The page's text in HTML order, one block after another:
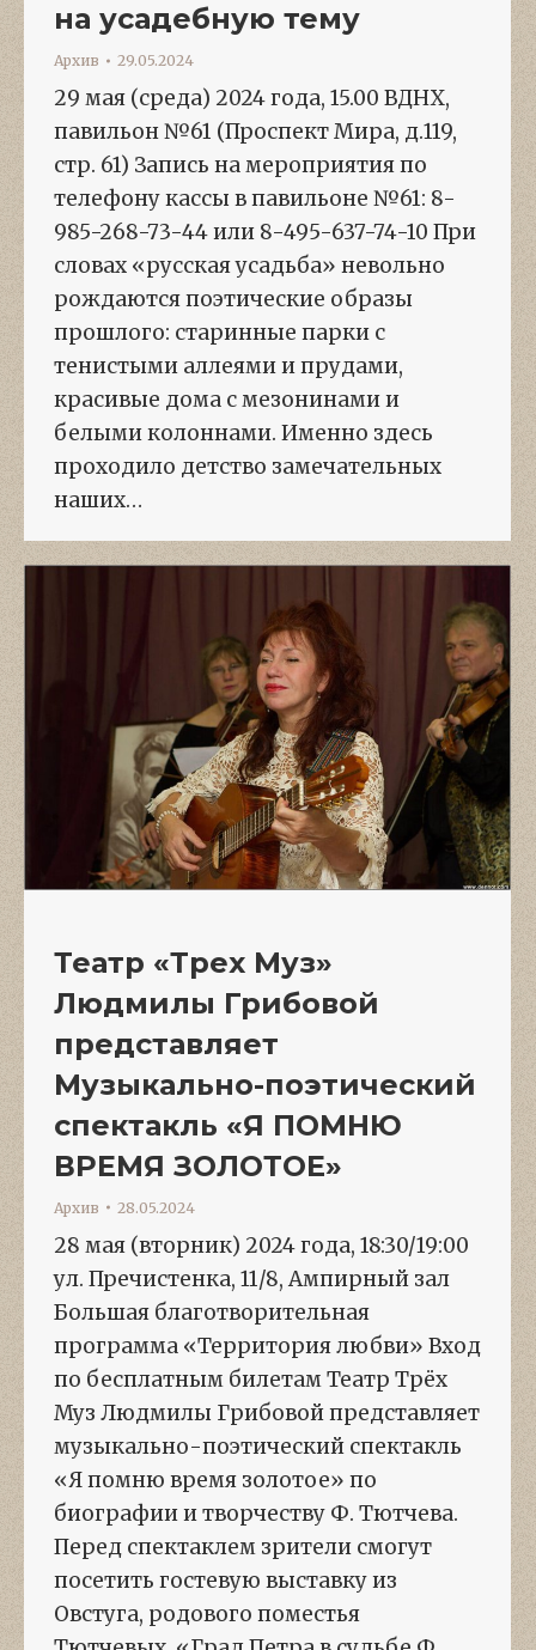
на усадебную тему
Архив 29.05.2024
29 мая (среда) 2024 года, 15.00 ВДНХ,
павильон №61 (Проспект Мира, д.119,
стр. 61) Запись на мероприятия по
телефону кассы в павильоне №61: 8-
985-268-73-44 или 8-495-637-74-10 При
словах «русская усадьба» невольно
рождаются поэтические образы
прошлого: старинные парки с
тенистыми аллеями и прудами,
красивые дома с мезонинами и
белыми колоннами. Именно здесь
проходило детство замечательных
наших…
Театр «Трех Муз»
Людмилы Грибовой
представляет
Музыкально-поэтический
спектакль «Я ПОМНЮ
ВРЕМЯ ЗОЛОТОЕ»
Архив 28.05.2024
28 мая (вторник) 2024 года, 18:30/19:00
ул. Пречистенка, 11/8, Ампирный зал
Большая благотворительная
программа «Территория любви» Вход
по бесплатным билетам Театр Трёх
Муз Людмилы Грибовой представляет
музыкально-поэтический спектакль
«Я помню время золотое» по
биографии и творчеству Ф. Тютчева.
Перед спектаклем зрители смогут
посетить гостевую выставку из
Овстуга, родового поместья